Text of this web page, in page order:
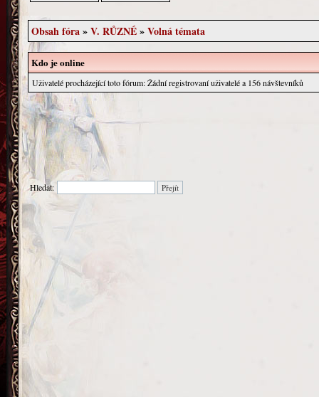
Obsah fóra»V. RŮZNÉ»Volná témata
Kdo je online
Uživatelé procházející toto fórum: Žádní registrovaní uživatelé a 156 návštevníků
Hledat: